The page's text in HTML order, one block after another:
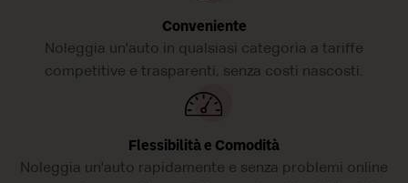
Conveniente
Noleggia un'auto in qualsiasi categoria a tariffe
competitive e trasparenti, senza costi nascosti.
Flessibilità e Comodità
Noleggia un'auto rapidamente e senza problemi online